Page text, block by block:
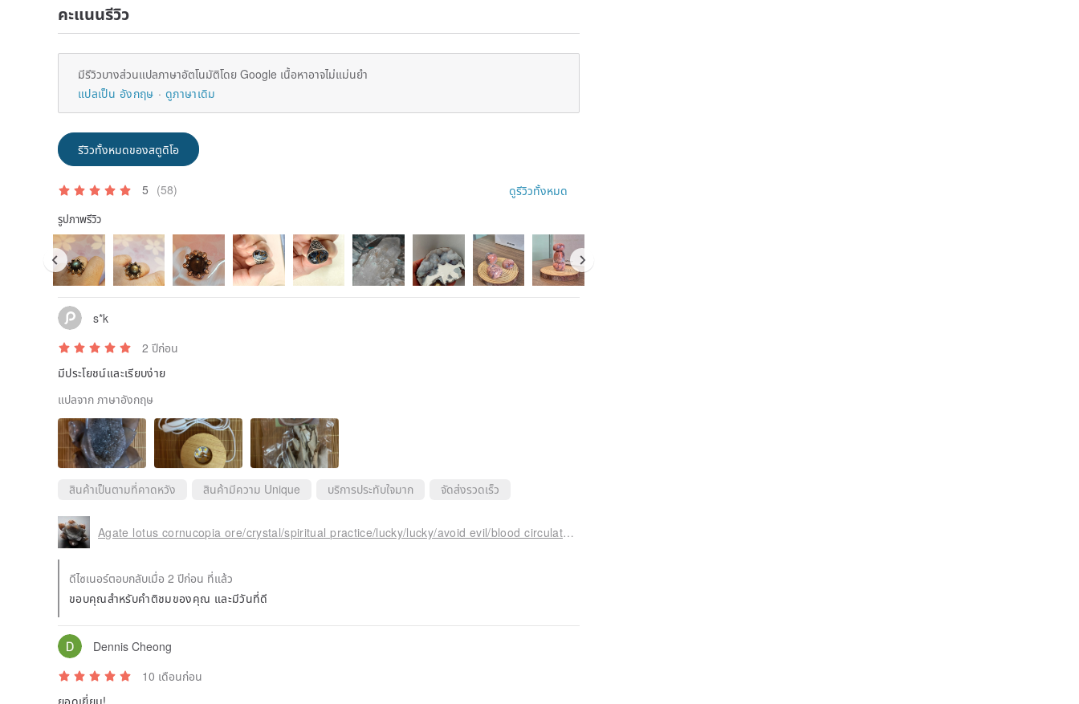
คะแนนรีวิว
มีรีวิวบางส่วนแปลภาษาอัตโนมัติโดย Google เนื้อหาอาจไม่แม่นยำ
แปลเป็น อังกฤษ
ดูภาษาเดิม
รีวิวทั้งหมดของสตูดิโอ
5 (58) ดูรีวิวทั้งหมด
รูปภาพรีวิว
s*k
2 ปีก่อน
มีประโยชน์และเรียบง่าย
แปลจาก ภาษาอังกฤษ
สินค้าเป็นตามที่คาดหวัง สินค้ามีความ Unique บริการประทับใจมาก จัดส่งรวดเร็ว
Agate lotus cornucopia ore/crystal/spiritual practice/lucky/lucky/avoid evil/blood circulation
ดีไซเนอร์ตอบกลับเมื่อ 2 ปีก่อน ที่แล้ว
ขอบคุณสำหรับคำติชมของคุณ และมีวันที่ดี
Dennis Cheong
10 เดือนก่อน